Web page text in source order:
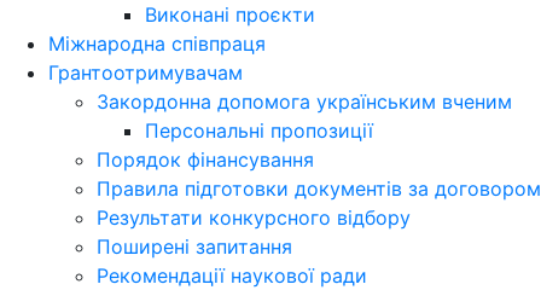
Виконані проєкти
Міжнародна співпраця
Грантоотримувачам
Закордонна допомога українським вченим
Персональні пропозиції
Порядок фінансування
Правила підготовки документів за договором
Результати конкурсного відбору
Поширені запитання
Рекомендації наукової ради